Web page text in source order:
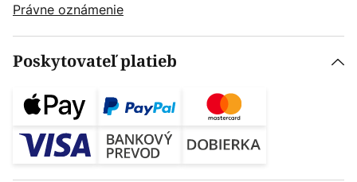
Právne oznámenie
Poskytovateľ platieb